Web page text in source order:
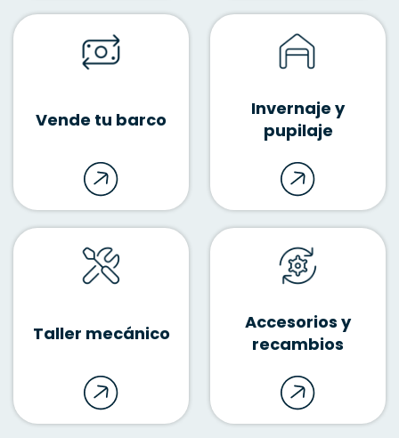
Vende tu barco
Invernaje y
pupilaje
Taller mecánico
Accesorios y
recambios